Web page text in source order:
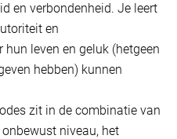
en verbondenheid. Je leert
en
leven en geluk (hetgeen
hebben) kunnen
zit in de combinatie van
niveau, het